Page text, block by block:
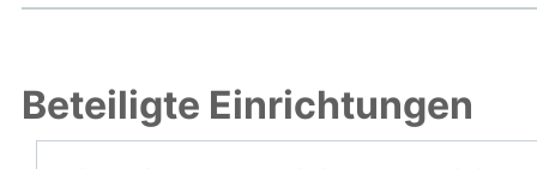
Beteiligte Einrichtungen